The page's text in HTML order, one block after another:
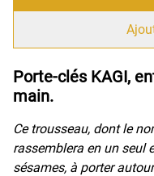
Porte-clés KAGI,
main.
Ce trousseau, dont le
rassemblera en un seul
sésames, à porter